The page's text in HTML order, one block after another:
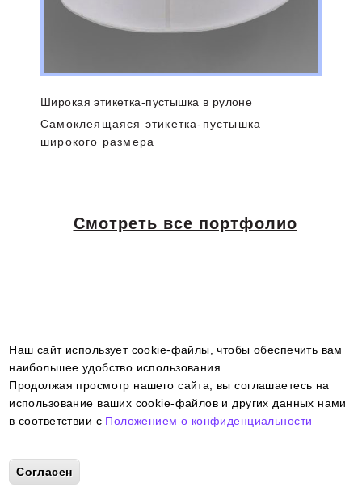
Широкая этикетка-пустышка в рулоне
Самоклеящаяся этикетка-пустышка
широкого размера
Смотреть все портфолио
2026 - Все права защищены
Самоклеящиеся этикетки в рулонах
Наш сайт использует cookie-файлы, чтобы обеспечить вам
наибольшее удобство использования.
Продолжая просмотр нашего сайта, вы соглашаетесь на
использование ваших cookie-файлов и других данных нами
в соответствии с Положением о конфиденциальности
Согласен